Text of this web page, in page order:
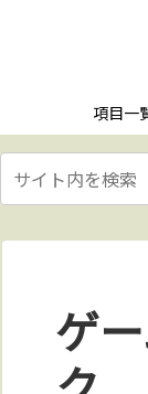
項目一
ゲ